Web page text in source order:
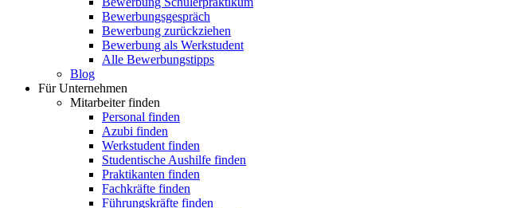
Bewerbungsgespräch
Bewerbung zurückziehen
Bewerbung als Werkstudent
Alle Bewerbungstipps
Blog
Für Unternehmen
Mitarbeiter finden
Personal finden
Azubi finden
Werkstudent finden
Studentische Aushilfe finden
Praktikanten finden
Fachkräfte finden
Führungskräfte finden